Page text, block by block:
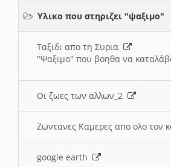
Υλικο που στηριζει "ψαξιμο"
Ταξιδι απο τη Συρια
"Ψαξιμο" που βοηθα να
Οι ζωες των αλλων_2
Ζωντανες Καμερες απο ολο τον
google earth